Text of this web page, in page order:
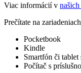
Viac informácií v
Prečítate na
Pocketbook
Kindle
Smartfón či
Počítač s